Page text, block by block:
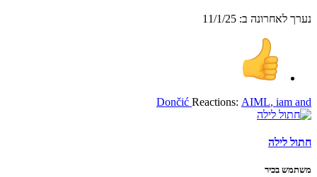
נערך לאחרונה ב: 11/1/25
Reactions: AIML, iam and
Dončić
חתול לילה
משתמש בכיר